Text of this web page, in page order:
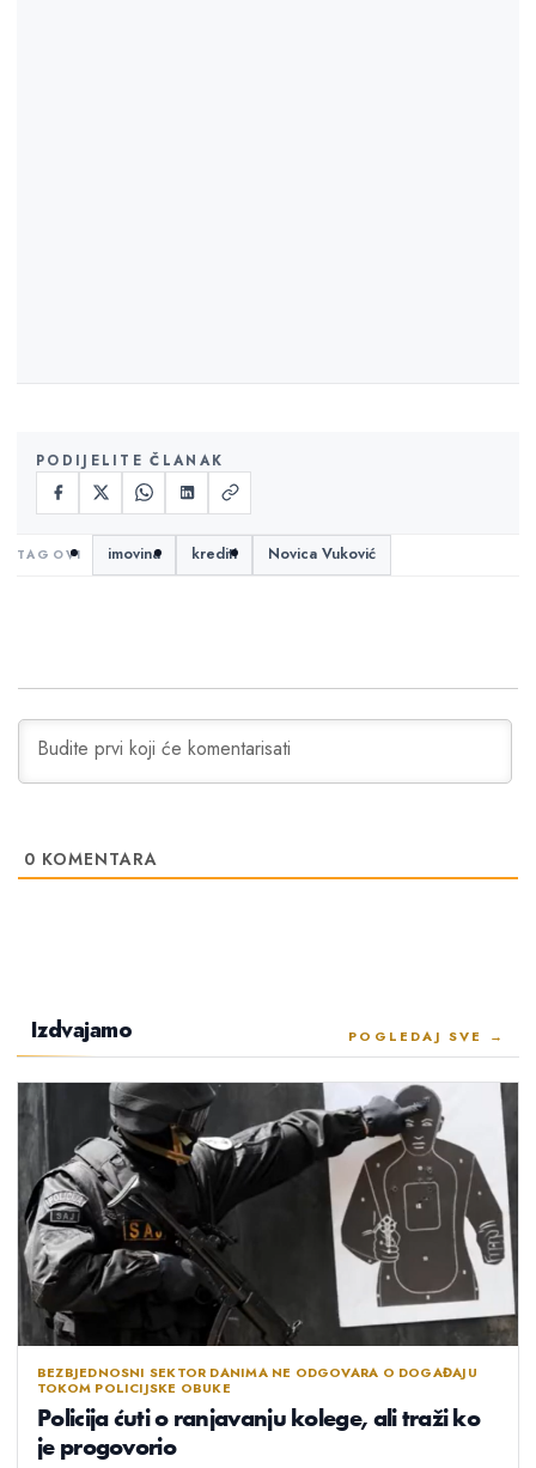
PODIJELITE ČLANAK
imovina krediti Novica Vuković
0 KOMENTARA
Izdvajamo POGLEDAJ SVE →
BEZBJEDNOSNI SEKTOR DANIMA NE ODGOVARA O DOGAĐAJU
TOKOM POLICIJSKE OBUKE
Policija ćuti o ranjavanju kolege, ali traži ko
je progovorio